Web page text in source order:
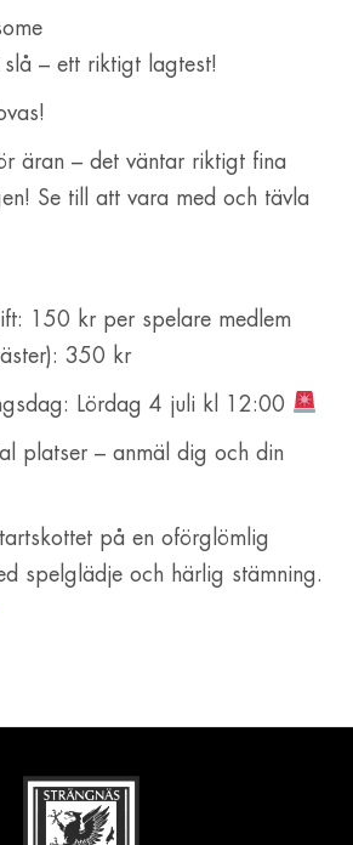
– ett riktigt lagtest!
äran – det väntar riktigt fina
Se till att vara med och tävla
150 kr per spelare medlem
350 kr
Lördag 4 juli kl 12:00
platser – anmäl dig och din
på en oförglömlig
spelglädje och härlig stämning.